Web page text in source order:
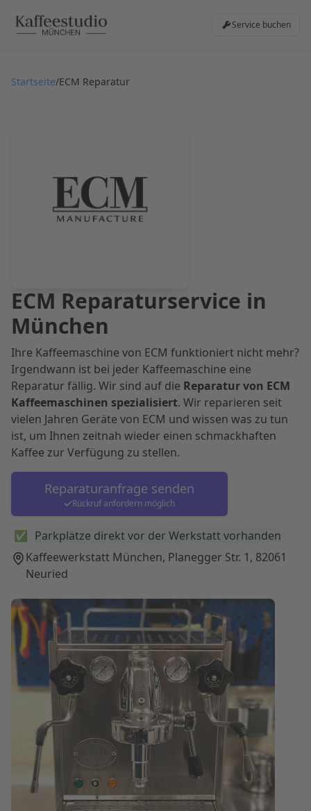
Service buchen
Startseite/ECM Reparatur
ECM Reparaturservice in
München
Ihre Kaffeemaschine von ECM funktioniert nicht mehr?
Irgendwann ist bei jeder Kaffeemaschine eine
Reparatur fällig. Wir sind auf die Reparatur von ECM
Kaffeemaschinen spezialisiert. Wir reparieren seit
vielen Jahren Geräte von ECM und wissen was zu tun
ist, um Ihnen zeitnah wieder einen schmackhaften
Kaffee zur Verfügung zu stellen.
Reparaturanfrage senden
Rückruf anfordern möglich
Parkplätze direkt vor der Werkstatt vorhanden
Kaffeewerkstatt München, Planegger Str. 1, 82061
Neuried